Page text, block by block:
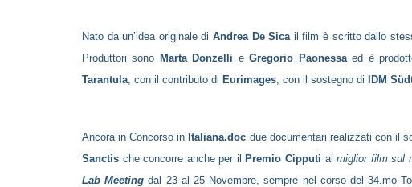
Nato da un’idea originale diAndrea De Sica il film è scritto dallo
Produttori sono Marta Donzelli eGregorio Paonessaed è
Tarantula , con il contributo di Eurimages , con il sostegno di IDM
Ancora in Concorso inItaliana.doc due documentari realizzati con il
Sanctis che concorre anche per ilPremio Cipputi al miglior film sul
Lab Meeting dal 23 al 25 Novembre, sempre nel corso del 34.mo